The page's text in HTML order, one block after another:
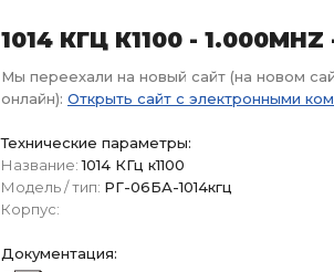
1014 КГЦ К1100 -
Мы переехали на новый сайт (на новом
онлайн): Открыть сайт с электронными
Технические параметры:
Название: 1014 КГц к1100
Модель / тип: РГ-06БА-1014кгц
Корпус:
Документация: